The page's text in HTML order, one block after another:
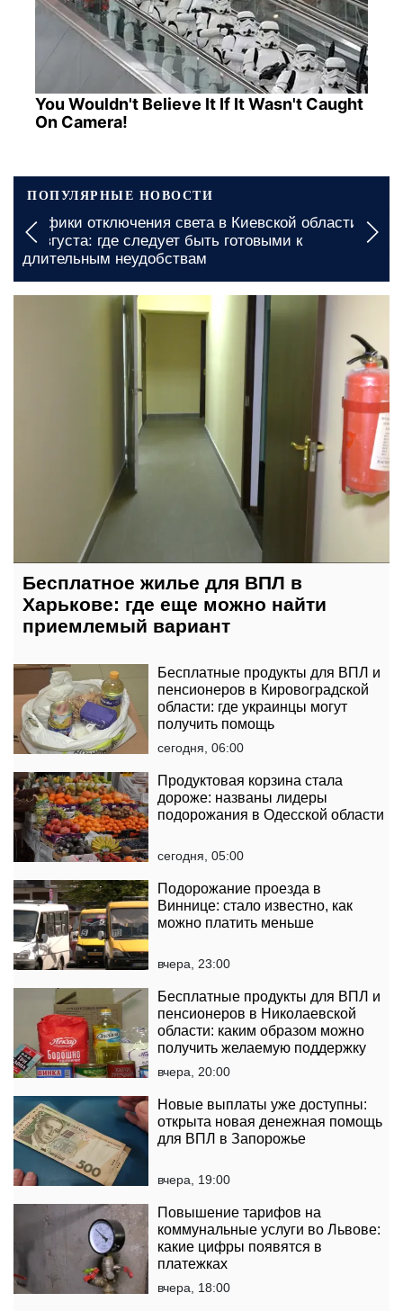
You Wouldn't Believe It If It Wasn't Caught
On Camera!
ПОПУЛЯРНЫЕ НОВОСТИ
Графики отключения света в Киевской области на
7 августа: где следует быть готовыми к
длительным неудобствам
Бесплатное жилье для ВПЛ в
Харькове: где еще можно найти
приемлемый вариант
Бесплатные продукты для ВПЛ и
пенсионеров в Кировоградской
области: где украинцы могут
получить помощь
сегодня, 06:00
Продуктовая корзина стала
дороже: названы лидеры
подорожания в Одесской области
сегодня, 05:00
Подорожание проезда в
Виннице: стало известно, как
можно платить меньше
вчера, 23:00
Бесплатные продукты для ВПЛ и
пенсионеров в Николаевской
области: каким образом можно
получить желаемую поддержку
вчера, 20:00
Новые выплаты уже доступны:
открыта новая денежная помощь
для ВПЛ в Запорожье
вчера, 19:00
Повышение тарифов на
коммунальные услуги во Львове:
какие цифры появятся в
платежках
вчера, 18:00